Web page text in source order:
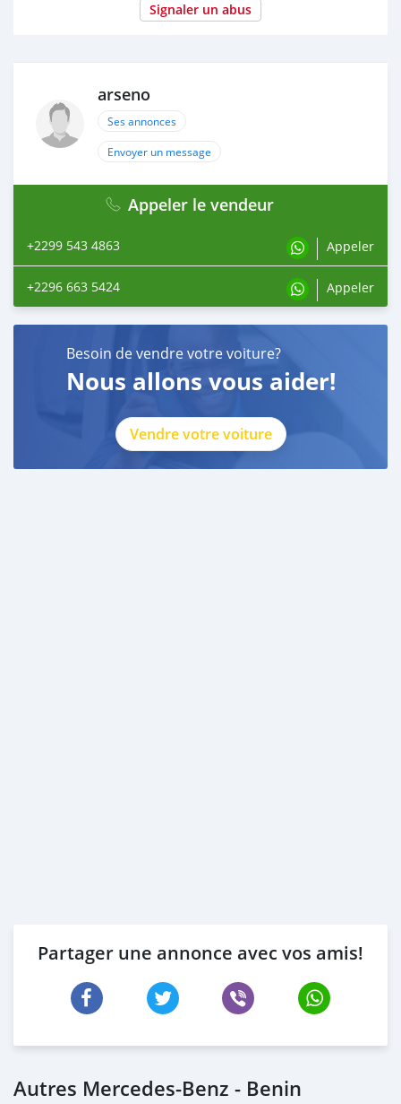
Signaler un abus
arseno
Ses annonces
Envoyer un message
Appeler le vendeur
+2299 543 4863 Appeler
+2296 663 5424 Appeler
Besoin de vendre votre voiture?
Nous allons vous aider!
Vendre votre voiture
Partager une annonce avec vos amis!
Autres Mercedes-Benz - Benin